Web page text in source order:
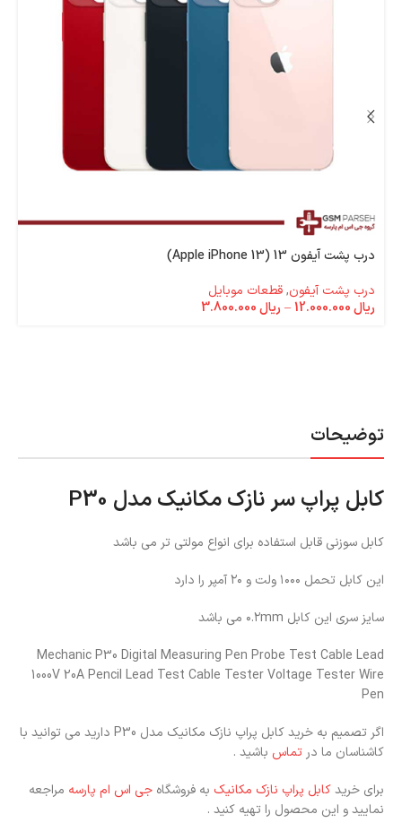
توضیحات
کابل پراپ سر نازک مکانیک مدل P30
کابل سوزنی قابل استفاده برای انواع مولتی تر می باشد
این کابل تحمل ۱۰۰۰ ولت و ۲۰ آمپر را دارد
سایز سری این کابل ۰.۲mm می باشد
Mechanic P30 Digital Measuring Pen Probe Test Cable Lead
1000V 20A Pencil Lead Test Cable Tester Voltage Tester Wire
Pen
اگر تصمیم به خرید کابل پراپ نازک مکانیک مدل P30 دارید می توانید با
کاشناسان ما در تماس باشید .
برای خریدکابل پراپ نازک مکانیک به فروشگاه جی اس ام پارسه مراجعه
نمایید و این محصول را تهیه کنید .
درب پشت آیفون 13 (Apple iPhone 13)
درب پشت آیفون,قطعات موبایل
ریال
– ریال